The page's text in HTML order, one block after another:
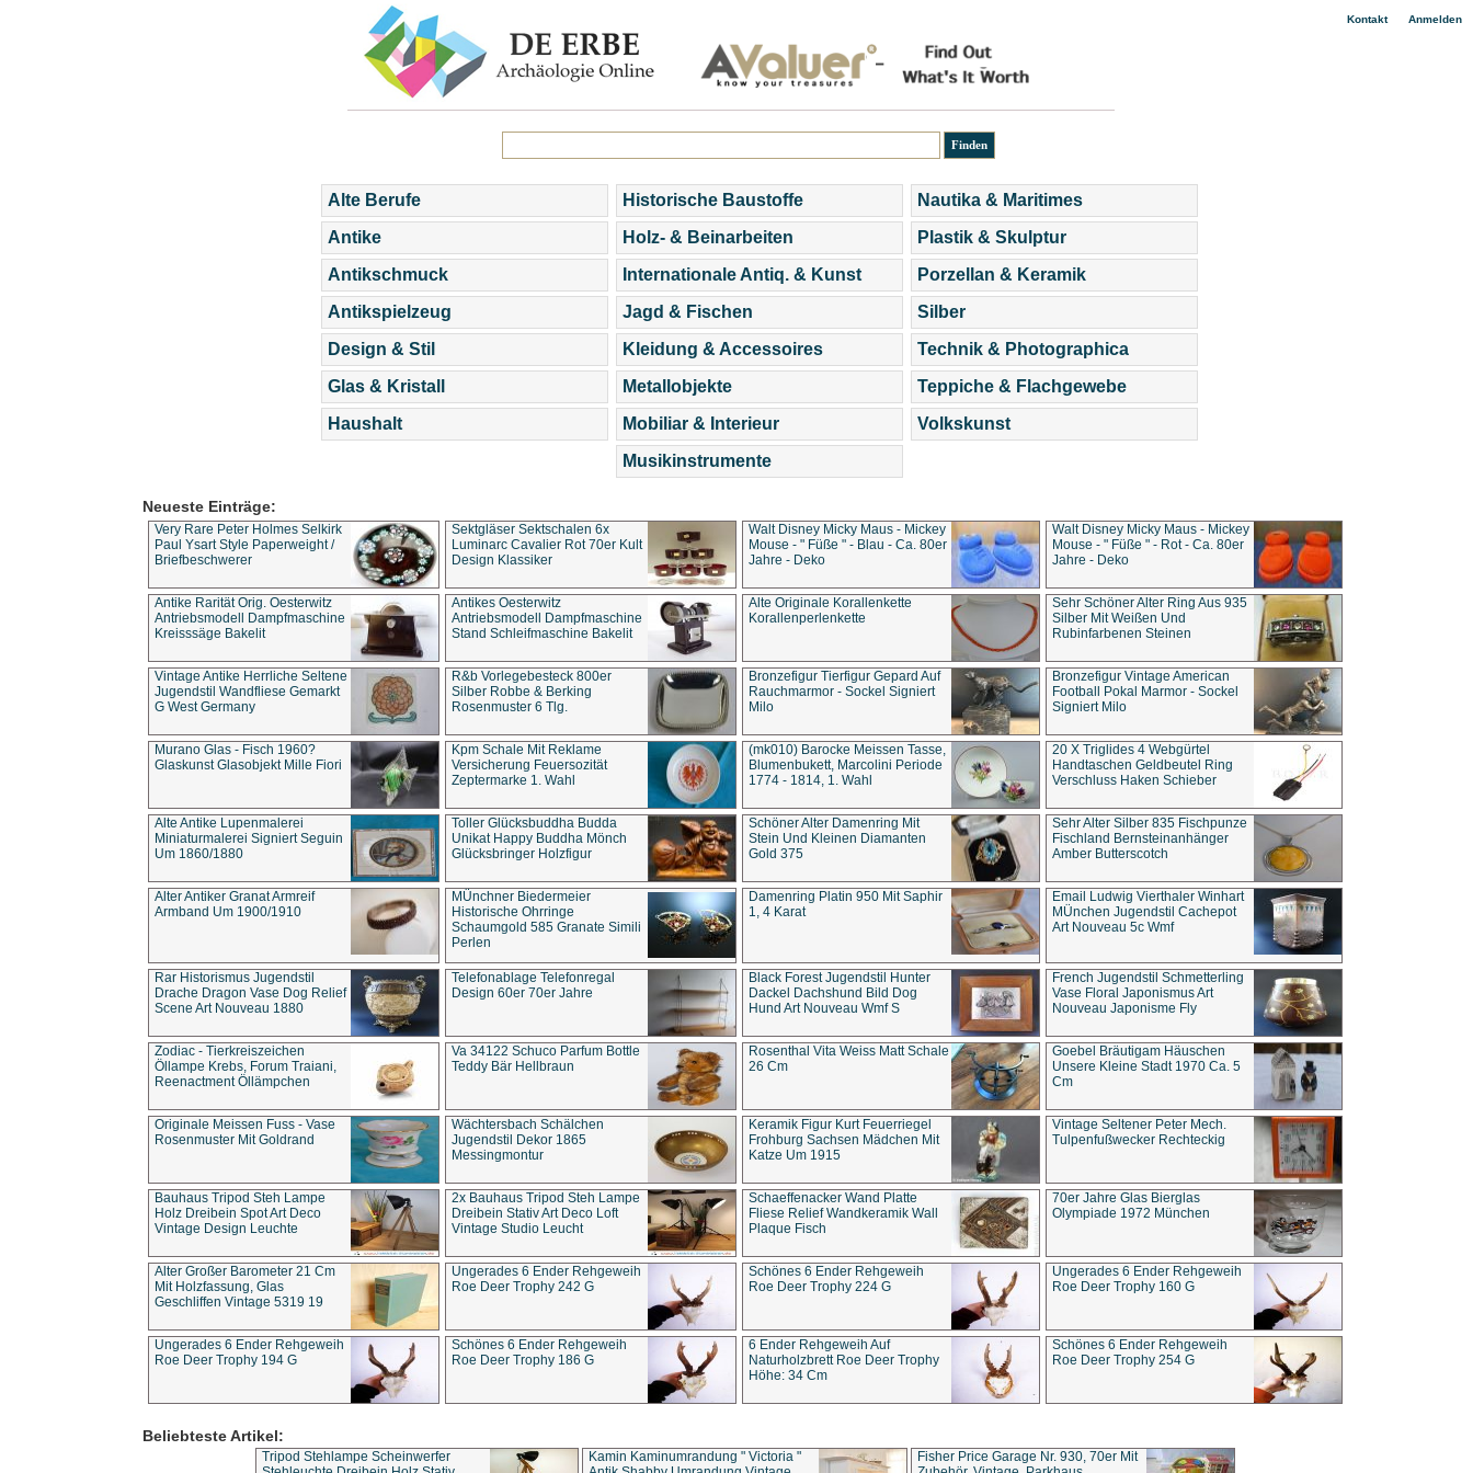
Kontakt| Anmelden
Alte Berufe
Antike
Antikschmuck
Antikspielzeug
Design & Stil
Glas & Kristall
Haushalt
Historische Baustoffe
Holz- & Beinarbeiten
Internationale Antiq. & Kunst
Jagd & Fischen
Kleidung & Accessoires
Metallobjekte
Mobiliar & Interieur
Musikinstrumente
Nautika & Maritimes
Plastik & Skulptur
Porzellan & Keramik
Silber
Technik & Photographica
Teppiche & Flachgewebe
Volkskunst
Neueste Einträge:
Very Rare Peter Holmes Selkirk
Paul Ysart Style Paperweight /
Briefbeschwerer
Sektgläser Sektschalen 6x
Luminarc Cavalier Rot 70er Kult
Design Klassiker
Walt Disney Micky Maus - Mickey
Mouse - " Füße " - Blau - Ca. 80er
Jahre - Deko
Walt Disney Micky Maus - Mickey
Mouse - " Füße " - Rot - Ca. 80er
Jahre - Deko
Antike Rarität Orig. Oesterwitz
Antriebsmodell Dampfmaschine
Kreisssäge Bakelit
Antikes Oesterwitz
Antriebsmodell Dampfmaschine
Stand Schleifmaschine Bakelit
Alte Originale Korallenkette
Korallenperlenkette
Sehr Schöner Alter Ring Aus 935
Silber Mit Weißen Und
Rubinfarbenen Steinen
Vintage Antike Herrliche Seltene
Jugendstil Wandfliese Gemarkt
G West Germany
R&b Vorlegebesteck 800er
Silber Robbe & Berking
Rosenmuster 6 Tlg.
Bronzefigur Tierfigur Gepard Auf
Rauchmarmor - Sockel Signiert
Milo
Bronzefigur Vintage American
Football Pokal Marmor - Sockel
Signiert Milo
Murano Glas - Fisch 1960?
Glaskunst Glasobjekt Mille Fiori
Kpm Schale Mit Reklame
Versicherung Feuersozität
Zeptermarke 1. Wahl
(mk010) Barocke Meissen Tasse,
Blumenbukett, Marcolini Periode
1774 - 1814, 1. Wahl
20 X Triglides 4 Webgürtel
Handtaschen Geldbeutel Ring
Verschluss Haken Schieber
Alte Antike Lupenmalerei
Miniaturmalerei Signiert Seguin
Um 1860/1880
Toller Glücksbuddha Budda
Unikat Happy Buddha Mönch
Glücksbringer Holzfigur
Schöner Alter Damenring Mit
Stein Und Kleinen Diamanten
Gold 375
Sehr Alter Silber 835 Fischpunze
Fischland Bernsteinanhänger
Amber Butterscotch
Alter Antiker Granat Armreif
Armband Um 1900/1910
MÜnchner Biedermeier
Historische Ohrringe
Schaumgold 585 Granate Simili
Perlen
Damenring Platin 950 Mit Saphir
1, 4 Karat
Email Ludwig Vierthaler Winhart
MÜnchen Jugendstil Cachepot
Art Nouveau 5c Wmf
Rar Historismus Jugendstil
Drache Dragon Vase Dog Relief
Scene Art Nouveau 1880
Telefonablage Telefonregal
Design 60er 70er Jahre
Black Forest Jugendstil Hunter
Dackel Dachshund Bild Dog
Hund Art Nouveau Wmf S
French Jugendstil Schmetterling
Vase Floral Japonismus Art
Nouveau Japonisme Fly
Zodiac - Tierkreiszeichen
Öllampe Krebs, Forum Traiani,
Reenactment Öllämpchen
Va 34122 Schuco Parfum Bottle
Teddy Bär Hellbraun
Rosenthal Vita Weiss Matt Schale
26 Cm
Goebel Bräutigam Häuschen
Unsere Kleine Stadt 1970 Ca. 5
Cm
Originale Meissen Fuss - Vase
Rosenmuster Mit Goldrand
Wächtersbach Schälchen
Jugendstil Dekor 1865
Messingmontur
Keramik Figur Kurt Feuerriegel
Frohburg Sachsen Mädchen Mit
Katze Um 1915
Vintage Seltener Peter Mech.
Tulpenfußwecker Rechteckig
Bauhaus Tripod Steh Lampe
Holz Dreibein Spot Art Deco
Vintage Design Leuchte
2x Bauhaus Tripod Steh Lampe
Dreibein Stativ Art Deco Loft
Vintage Studio Leucht
Schaeffenacker Wand Platte
Fliese Relief Wandkeramik Wall
Plaque Fisch
70er Jahre Glas Bierglas
Olympiade 1972 München
Alter Großer Barometer 21 Cm
Mit Holzfassung, Glas
Geschliffen Vintage 5319 19
Ungerades 6 Ender Rehgeweih
Roe Deer Trophy 242 G
Schönes 6 Ender Rehgeweih
Roe Deer Trophy 224 G
Ungerades 6 Ender Rehgeweih
Roe Deer Trophy 160 G
Ungerades 6 Ender Rehgeweih
Roe Deer Trophy 194 G
Schönes 6 Ender Rehgeweih
Roe Deer Trophy 186 G
6 Ender Rehgeweih Auf
Naturholzbrett Roe Deer Trophy
Höhe: 34 Cm
Schönes 6 Ender Rehgeweih
Roe Deer Trophy 254 G
Beliebteste Artikel:
Tripod Stehlampe Scheinwerfer
Kamin Kaminumrandung " Victoria "
Fisher Price Garage Nr. 930, 70er Mit